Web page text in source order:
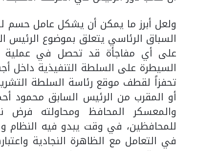
ولعل أبرز ما يمكن أن يشكل عامل حسم
السباق الرئاسي يتعلق بموضوع الرئيس
على أي مفاجأة قد تحصل في عملية
السيطرة على السلطة التنفيذية داخل
تحفزاً لقطف موقع رئاسة السلطة
أو المقرب من الرئيس السابق محمود
والمعسكر المحافظ ومحاولته
للمحافظين، في وقت يبدو فيه النظام
في التعامل مع الظاهرة النجادية